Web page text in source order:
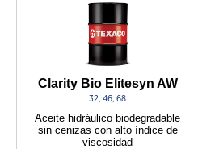
Clarity Bio Elitesyn AW
32, 46, 68
Aceite hidráulico biodegradable
sin cenizas con alto índice de
viscosidad